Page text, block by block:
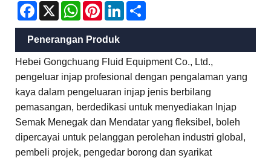
Facebook
X WhatsAppPinterestLinkedIn
Penerangan Produk
Hebei Gongchuang Fluid Equipment Co., Ltd.,
pengeluar injap profesional dengan pengalaman yang
kaya dalam pengeluaran injap jenis berbilang
pemasangan, berdedikasi untuk menyediakan Injap
Semak Menegak dan Mendatar yang fleksibel, boleh
dipercayai untuk pelanggan perolehan industri global,
pembeli projek, pengedar borong dan syarikat